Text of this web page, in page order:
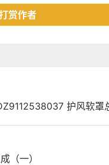
赏作者
护风软罩
（一）